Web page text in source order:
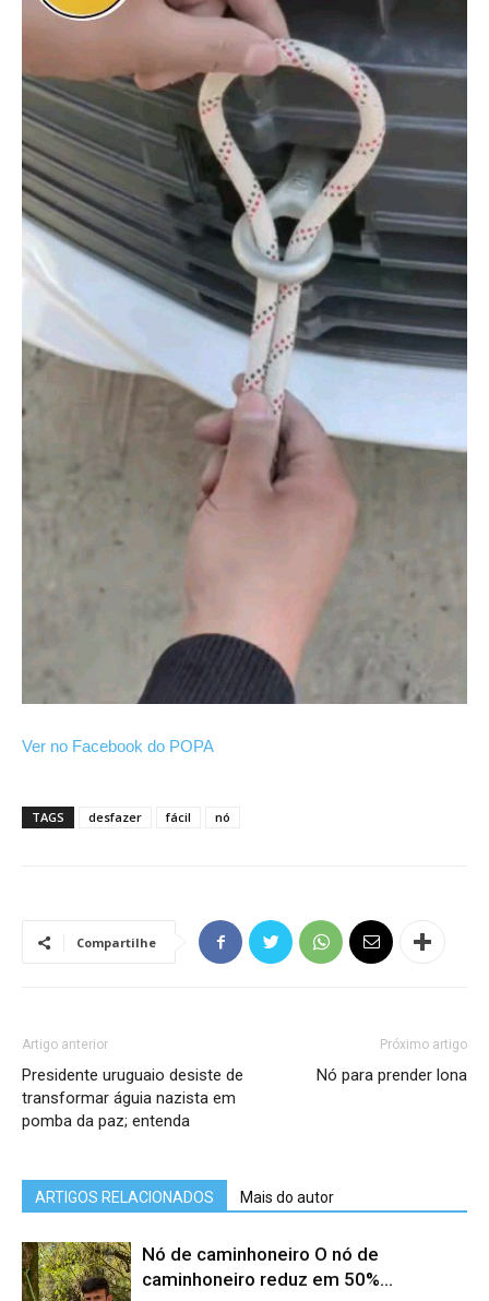
Ver no Facebook do POPA
TAGS desfazer fácil nó
Compartilhe
Artigo anterior
Presidente uruguaio desiste de
transformar águia nazista em
pomba da paz; entenda
Próximo artigo
Nó para prender lona
ARTIGOS RELACIONADOS Mais do autor
Nó de caminhoneiro O nó de
caminhoneiro reduz em 50%...